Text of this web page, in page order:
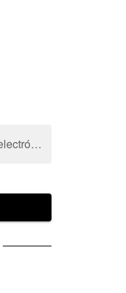
Dirección de correo electrónico